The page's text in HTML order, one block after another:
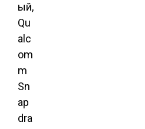
ый,
Qu
alc
om
m
Sn
ap
dra